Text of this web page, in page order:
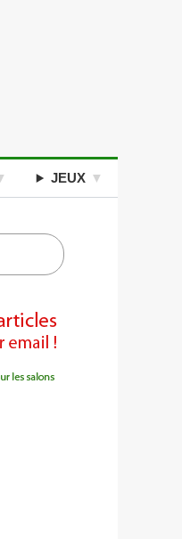
JEUX